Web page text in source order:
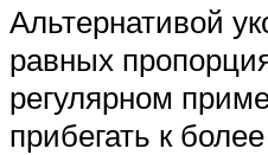
Альтернативой
равных
регулярном
прибегать к